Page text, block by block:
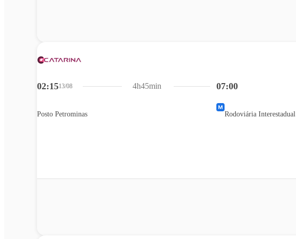
02:1513/08
Posto Petrominas
07:00
Rodoviária Interestadual
4h45min